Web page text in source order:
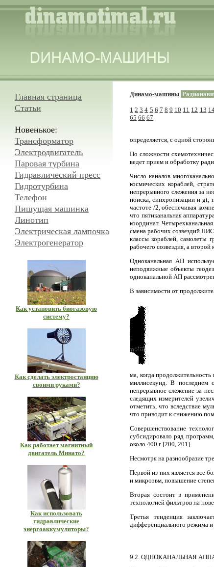
Динамо-машины
1 2 3 4 5 6 7 8 9 10 11 12 13
65 66 67
определяется, с одной
По сложности
ведет прием и обработку
Число каналов
космических кораблей,
непрерывного слежения за
поиска, синхронизации и gt;
частоте /2, обеспечивая
что пятиканальная
координат.
смена рабочих созвездий
классы кораблей, самолеты
рабочего созвездия, а
Одноканальная АП
неподвижные объекты
одноканальной АП
В зависимости от
ма, когда
миллисекунд. В последнем
непрерывное слежение за
следящих измерителей
отметить, что вследствие
что приводит к снижению
Совершенствование
субсидировало ряд
около 400 г [200, 201].
Несмотря на разнообразие
Первой из них является все
и микроэвм, повышение
Вторая состоит в
технологией фильтров на
Третья тенденция
дифференциального режима
9.2. ОДНОКАНАЛЬНАЯ
Главная страница
Статьи
Новенькое:
Трансформатор
Электродвигатель
Паровая турбина
Гидравлический пресс
Гидротурбина
Телефон
Пишущая машинка
Линотип
Электрическая лампочка
Электрогенератор
Как установить биогазовую
систему?
Как сделать электростанцию
своими руками?
Как работает магнитный
двигатель Минато?
Как использовать
гидравлические
энергоаккумуляторы?